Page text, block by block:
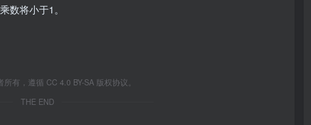
数将小于1。
有，遵循 CC 4.0 BY-SA 版权协议。
THE END